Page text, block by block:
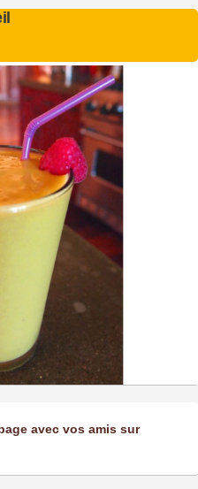
avec vos amis sur